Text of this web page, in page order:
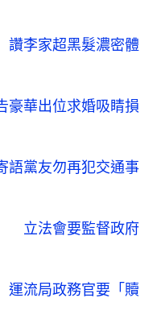
李家超黑髮濃密體
華出位求婚吸睛損
黨友勿再犯交通事
立法會要監督政府
流局政務官要「贖